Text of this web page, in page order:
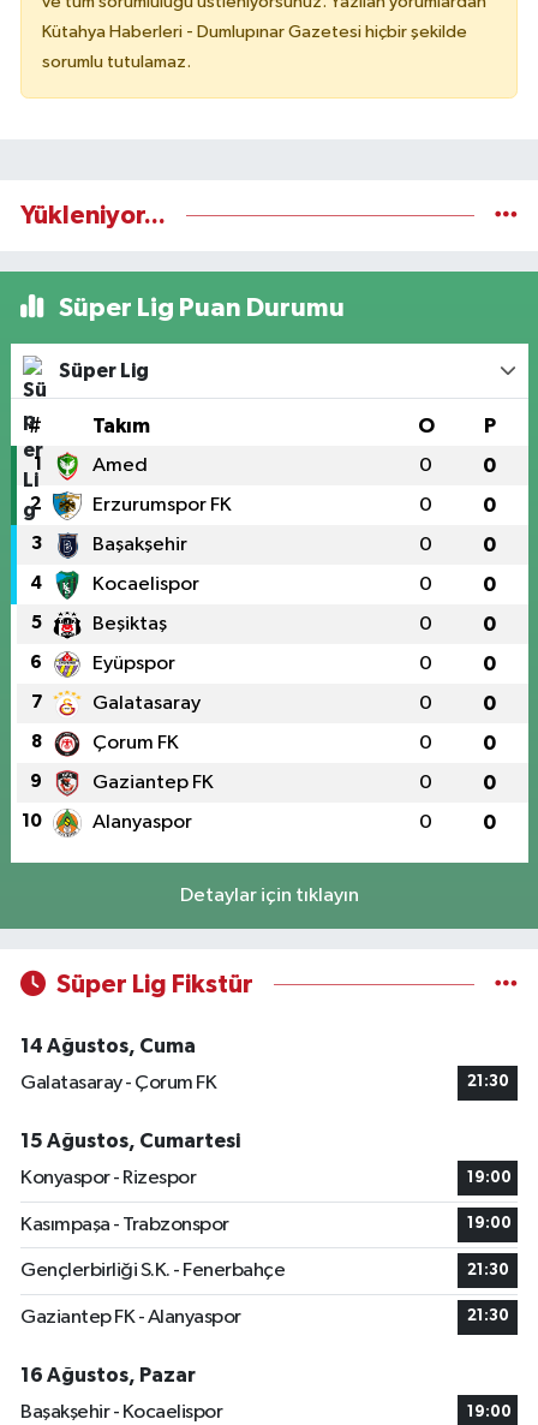
Kütahya Haberleri - Dumlupınar Gazetesi hiçbir şekilde
sorumlu tutulamaz.
Yükleniyor...
Süper Lig Puan Durumu
Süper Lig
# Takım O P
1 Amed 0 0
2 Erzurumspor FK 0 0
3 Başakşehir 0 0
4 Kocaelispor 0 0
5 Beşiktaş 0 0
6 Eyüpspor 0 0
7 Galatasaray 0 0
8 Çorum FK 0 0
9 Gaziantep FK 0 0
10 Alanyaspor 0 0
Detaylar için tıklayın
Süper Lig Fikstür
14 Ağustos, Cuma
Galatasaray - Çorum FK
21:30
15 Ağustos, Cumartesi
Konyaspor - Rizespor
19:00
Kasımpaşa - Trabzonspor 19:00
Gençlerbirliği S.K. - Fenerbahçe 21:30
Gaziantep FK - Alanyaspor 21:30
16 Ağustos, Pazar
Başakşehir - Kocaelispor
19:00